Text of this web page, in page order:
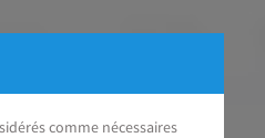
comme nécessaires